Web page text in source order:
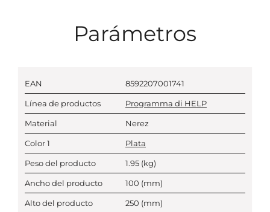
Parámetros
EAN 8592207001741
Línea de productos Programma di HELP
Material Nerez
Color 1 Plata
Peso del producto 1.95 (kg)
Ancho del producto 100 (mm)
Alto del producto 250 (mm)